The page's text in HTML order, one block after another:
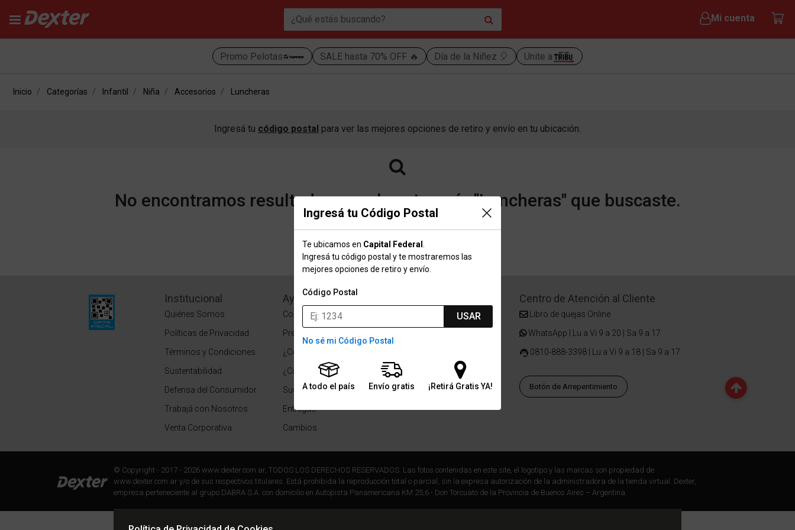
Mi cuenta
Promo Pelotas SALE hasta 70% OFF 🔥 Día de la Niñez 🎈 Unite a
Ingresá tu Código Postal
Te ubicamos en Capital Federal
Ingresá tu código postal y te mostraremos las
mejores opciones de retiro y envío.
Código Postal
USAR
No sé mi Código Postal
A todo el país Envío gratis ¡Retirá Gratis YA!
Inicio Categorías Infantil Niña Accesorios Luncheras
Ingresá tu código postal para ver las mejores opciones de retiro y envío en tu ubicación.
No encontramos resultados para la categoría "Luncheras" que buscaste.
Volver a la página de inicio
Institucional
Quiénes Somos
Políticas de Privacidad
Términos y Condiciones
Sustentabilidad
Defensa del Consumidor
Trabajá con Nosotros
Venta Corporativa
Ayuda
Condiciones de pago
Preguntas Frecuentes
¿Cómo comprar?
¿Cómo medir tu talle?
Sucursales
Entregas
Cambios
Centro de Atención al Cliente
Libro de quejas Online
WhatsApp | Lu a Vi 9 a 20 | Sa 9 a 17
0810-888-3398 | Lu a Vi 9 a 18 | Sa 9 a 17
Botón de Arrepentimiento
© Copyright - 2017 - 2026 www.dexter.com.ar, TODOS LOS DERECHOS RESERVADOS. Las fotos contenidas en este site, el logotipo y las marcas son propiedad de
www.dexter.com.ar y/o de sus respectivos titulares. Está prohibida la reproducción total o parcial, sin la expresa autorización de la administradora de la tienda virtual. Dexter,
empresa perteneciente al grupo DABRA S.A. con domicilio en Autopista Panamericana KM 25,6 - Don Torcuato de la Provincia de Buenos Aires – Argentina.